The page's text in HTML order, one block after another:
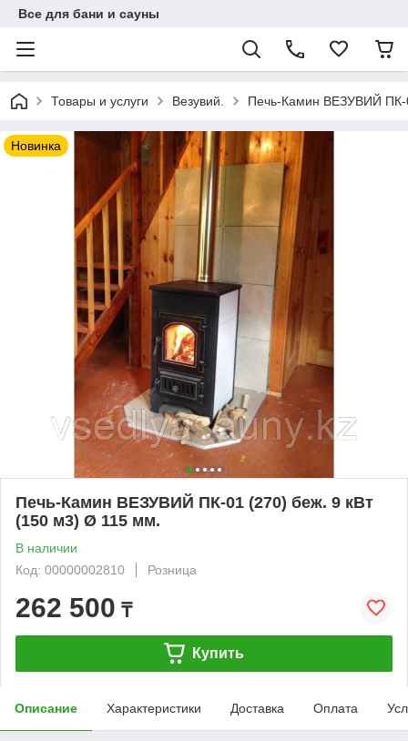
Все для бани и сауны
Товары и услуги Везувий. Печь-Камин ВЕЗУВИЙ
Новинка
Печь-Камин ВЕЗУВИЙ ПК-01 (270) беж. 9 кВт
(150 м3) Ø 115 мм.
В наличии
Код: 00000002810
Розница
262 500 ₸
Купить
Описание Характеристики Доставка Оплата